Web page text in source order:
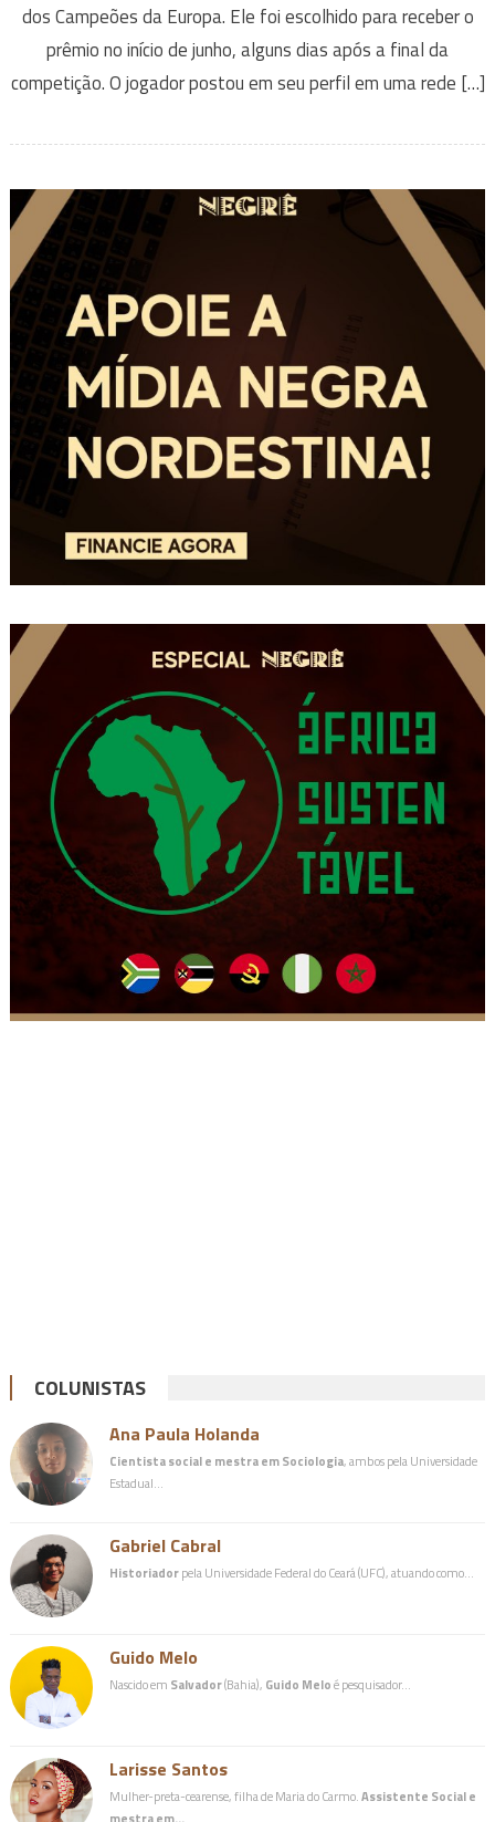
dos Campeões da Europa. Ele foi escolhido para receber o
prêmio no início de junho, alguns dias após a final da
competição. O jogador postou em seu perfil em uma rede […]
COLUNISTAS
Ana Paula Holanda
Cientista social e mestra em Sociologia, ambos pela Universidade
Estadual…
Gabriel Cabral
Historiadorpela Universidade Federal do Ceará (UFC), atuando como…
Guido Melo
Nascido em Salvador(Bahia), Guido Meloé pesquisador…
Larisse Santos
Mulher-preta-cearense, filha de Maria do Carmo.Assistente Social e
mestra em…